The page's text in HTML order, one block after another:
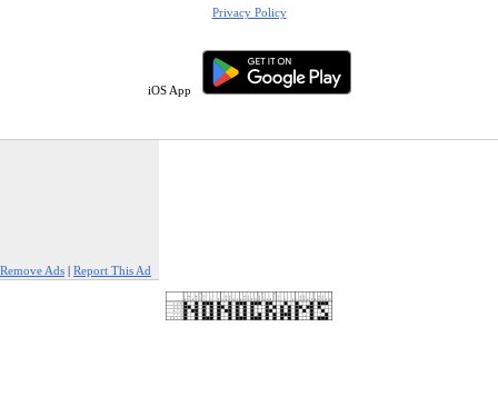
Privacy Policy
iOS App
Remove Ads | Report This Ad